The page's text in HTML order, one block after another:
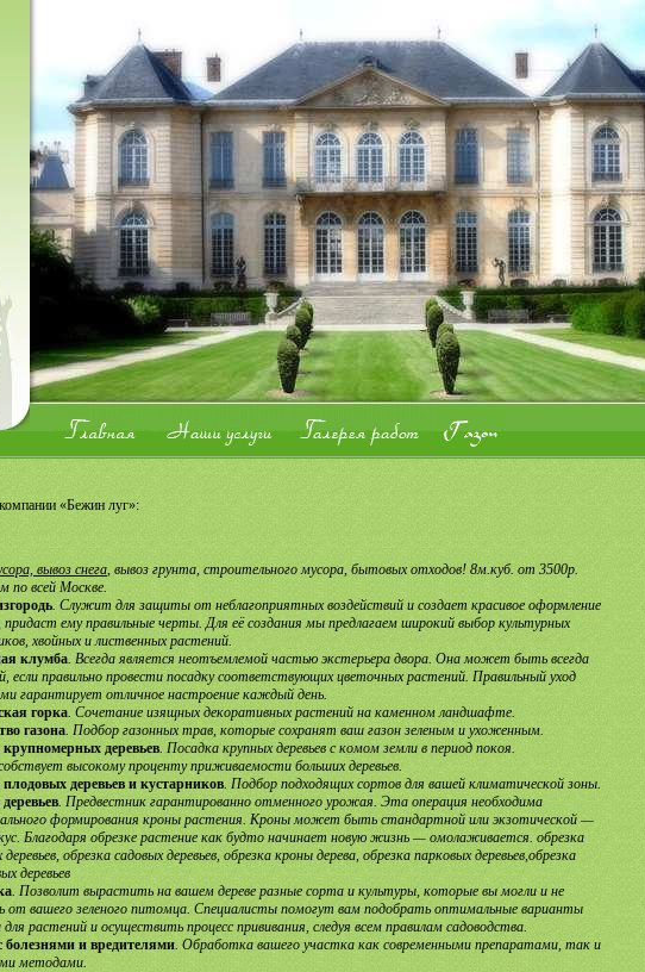
«Бежин луг»:
вывоз снега, вывоз грунта, cтроительного мусора, бытовых отходов! 8м.куб. от 3500р.
по всей Москве.
. Служит для защиты от неблагоприятных воздействий и создает красивое оформление
придаст ему правильные черты. Для её создания мы предлагаем широкий выбор культурных
хвойных и лиственных растений.
клумба. Всегда является неотъемлемой частью экстерьера двора. Она может быть всегда
если правильно провести посадку соответствующих цветочных растений. Правильный уход
гарантирует отличное настроение каждый день.
горка. Сочетание изящных декоративных растений на каменном ландшафте.
газона. Подбор газонных трав, которые сохранят ваш газон зеленым и ухоженным.
деревьев. Посадка крупных деревьев с комом земли в период покоя.
высокому проценту приживаемости больших деревьев.
деревьев и кустарников. Подбор подходящих сортов для вашей климатической зоны.
. Предвестник гарантированно отменного урожая. Эта операция необходима
формирования кроны растения. Кроны может быть стандартной или экзотической —
Благодаря обрезке растение как будто начинает новую жизнь — омолаживается. обрезка
деревьев, обрезка садовых деревьев, обрезка кроны дерева, обрезка парковых деревьев,обрезка
деревьев
. Позволит вырастить на вашем дереве разные сорта и культуры, которые вы могли и не
вашего зеленого питомца. Специалисты помогут вам подобрать оптимальные варианты
для растений и осуществить процесс прививания, следуя всем правилам садоводства.
болезнями и вредителями. Обработка вашего участка как современными препаратами, так и
методами.